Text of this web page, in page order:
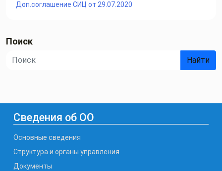
Доп.соглашение СИЦ от 29.07.2020
Поиск
Найти
Сведения об ОО
Основные сведения
Структура и органы управления
Документы